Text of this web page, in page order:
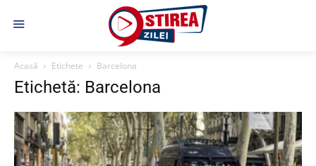
Acasă Etichete Barcelona
Etichetă: Barcelona